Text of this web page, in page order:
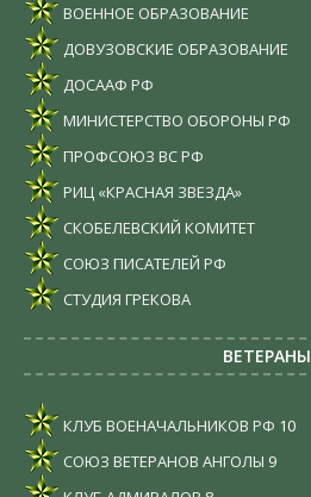
ВОЕННОЕ ОБРАЗОВАНИЕ
ДОВУЗОВСКИЕ ОБРАЗОВАНИЕ
ДОСААФ РФ
МИНИСТЕРСТВО ОБОРОНЫ РФ
ПРОФСОЮЗ ВС РФ
РИЦ «КРАСНАЯ ЗВЕЗДА»
СКОБЕЛЕВСКИЙ КОМИТЕТ
СОЮЗ ПИСАТЕЛЕЙ РФ
СТУДИЯ ГРЕКОВА
ВЕТЕРАНЫ
КЛУБ ВОЕНАЧАЛЬНИКОВ РФ 10
СОЮЗ ВЕТЕРАНОВ АНГОЛЫ 9